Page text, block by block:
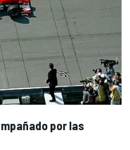
por las